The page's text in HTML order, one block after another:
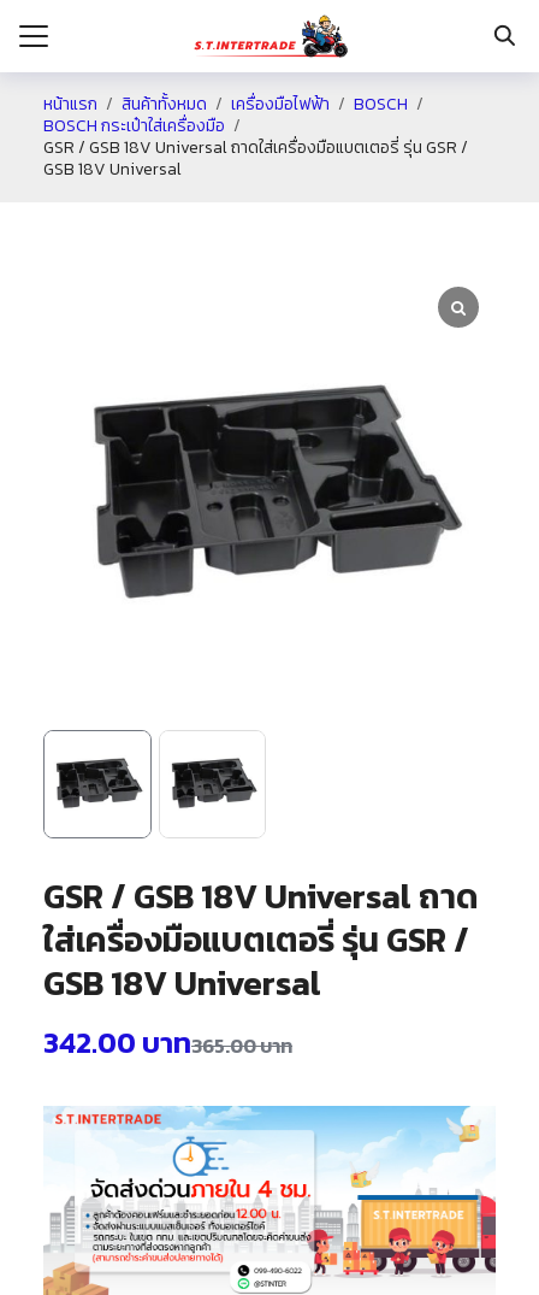
หน้าแรก สินค้าทั้งหมด เครื่องมือไฟฟ้า
BOSCH
BOSCH กระเป๋าใส่เครื่องมือ
GSR / GSB 18V Universal ถาดใส่เครื่องมือแบตเตอรี่ รุ่น GSR /
GSB 18V Universal
GSR / GSB 18V Universal ถาด
ใส่เครื่องมือแบตเตอรี่ รุ่น GSR /
GSB 18V Universal
365.00บาท
342.00 บาท